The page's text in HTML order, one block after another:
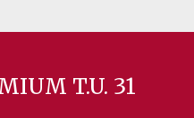
T.U. 31